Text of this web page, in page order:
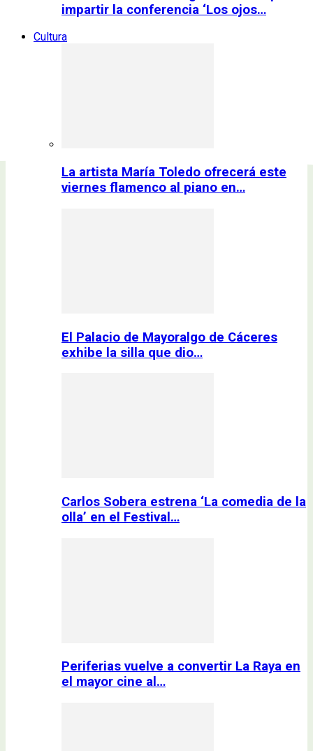
impartir la conferencia ‘Los ojos…
Cultura
La artista María Toledo ofrecerá este
viernes flamenco al piano en…
El Palacio de Mayoralgo de Cáceres
exhibe la silla que dio…
Carlos Sobera estrena ‘La comedia de la
olla’ en el Festival…
Periferias vuelve a convertir La Raya en
el mayor cine al…